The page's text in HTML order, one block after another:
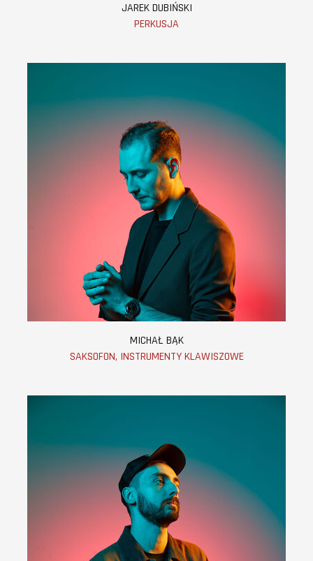
JAREK DUBIŃSKI
PERKUSJA
MICHAŁ BĄK
SAKSOFON, INSTRUMENTY KLAWISZOWE